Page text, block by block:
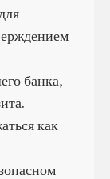
банка,
как